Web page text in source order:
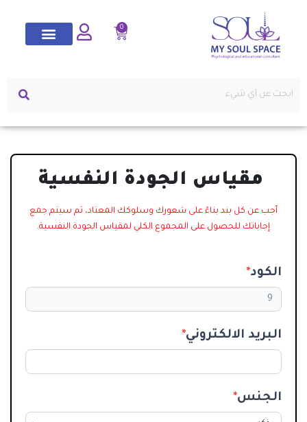
0
مقياس
الصحة
النفسية
مقياس الجودة النفسية
أجب عن كل بند بناءً على شعورك وسلوكك المعتاد، ثم سيتم جمع
إجاباتك للحصول على المجموع الكلي لمقياس الجودة النفسية.
الكود*
البريد الالكتروني*
الجنس*